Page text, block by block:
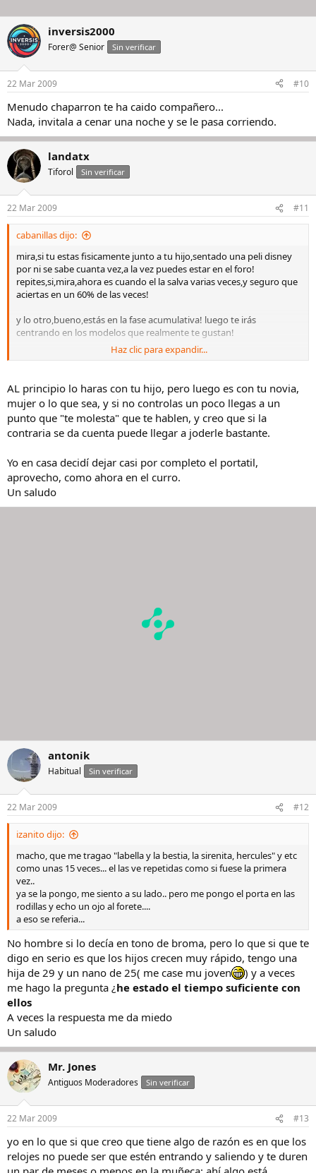
inversis2000
Forer@ Senior Sin verificar
22 Mar 2009 #10
Menudo chaparron te ha caido compañero...
Nada, invitala a cenar una noche y se le pasa corriendo.
landatx
Tiforol Sin verificar
22 Mar 2009 #11
cabanillas dijo:
mira,si tu estas fisicamente junto a tu hijo,sentado una peli disney
por ni se sabe cuanta vez,a la vez puedes estar en el foro!
repites,si,mira,ahora es cuando el la salva varias veces,y seguro que
aciertas en un 60% de las veces!
y lo otro,bueno,estás en la fase acumulativa! luego te irás
centrando en los modelos que realmente te gustan!
el problema es que pueden ser de 2 a 10,o muchísimos!
pero bueno,peor es irse de "samaritanas del amor" o darse a la
bebida o participar como publico en programas del corazón,sin ir
más lejos!
Haz clic para expandir...
AL principio lo haras con tu hijo, pero luego es con tu novia,
mujer o lo que sea, y si no controlas un poco llegas a un
punto que "te molesta" que te hablen, y creo que si la
contraria se da cuenta puede llegar a joderle bastante.
Yo en casa decidí dejar casi por completo el portatil,
aprovecho, como ahora en el curro.
Un saludo
antonik
Habitual Sin verificar
22 Mar 2009 #12
izanito dijo:
macho, que me tragao "labella y la bestia, la sirenita, hercules" y etc
como unas 15 veces... el las ve repetidas como si fuese la primera
vez..
ya se la pongo, me siento a su lado.. pero me pongo el porta en las
rodillas y echo un ojo al forete....
a eso se referia...
No hombre si lo decía en tono de broma, pero lo que si que te
digo en serio es que los hijos crecen muy rápido, tengo una
hija de 29 y un nano de 25( me case mu joven
) y a veces
me hago la pregunta ¿he estado el tiempo suficiente con
ellos
A veces la respuesta me da miedo
Un saludo
Mr. Jones
Antiguos Moderadores Sin verificar
22 Mar 2009 #13
yo en lo que si que creo que tiene algo de razón es en que los
relojes no puede ser que estén entrando y saliendo y te duren